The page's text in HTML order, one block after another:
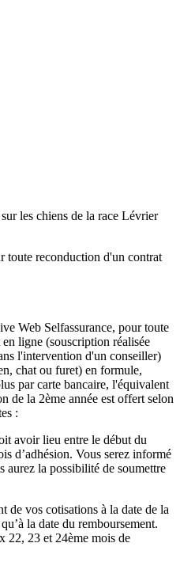
les chiens de la race Lévrier
toute reconduction d'un contrat
Web Selfassurance, pour toute
ligne (souscription réalisée
l'intervention d'un conseiller)
chat ou furet) en formule,
par carte bancaire, l'équivalent
de la 2ème année est offert selon
:
avoir lieu entre le début du
d’adhésion. Vous serez informé
aurez la possibilité de soumettre
de vos cotisations à la date de la
la date du remboursement.
22, 23 et 24ème mois de